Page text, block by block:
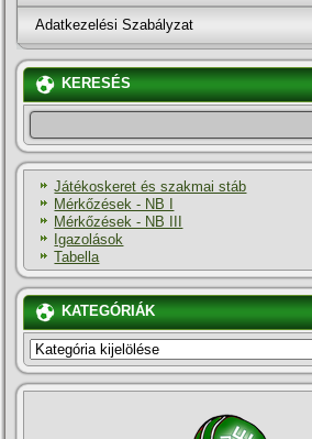
Adatkezelési Szabályzat
KERESÉS
Játékoskeret és szakmai stáb
Mérkőzések - NB I
Mérkőzések - NB III
Igazolások
Tabella
KATEGÓRIÁK
KATEGÓRIÁK